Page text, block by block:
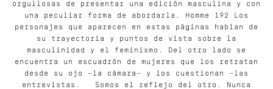
orgullosas de presentar una edición masculina y con
una peculiar forma de abordarla. Homme 192 Los
personajes que aparecen en estas páginas hablan de
su trayectoria y puntos de vista sobre la
masculinidad y el feminismo. Del otro lado se
encuentra un escuadrón de mujeres que los retratan
desde su ojo —la cámara— y los cuestionan —las
entrevistas. Somos el reflejo del otro. Nunca